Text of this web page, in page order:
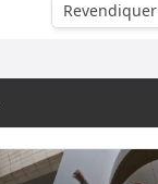
Revendiquer